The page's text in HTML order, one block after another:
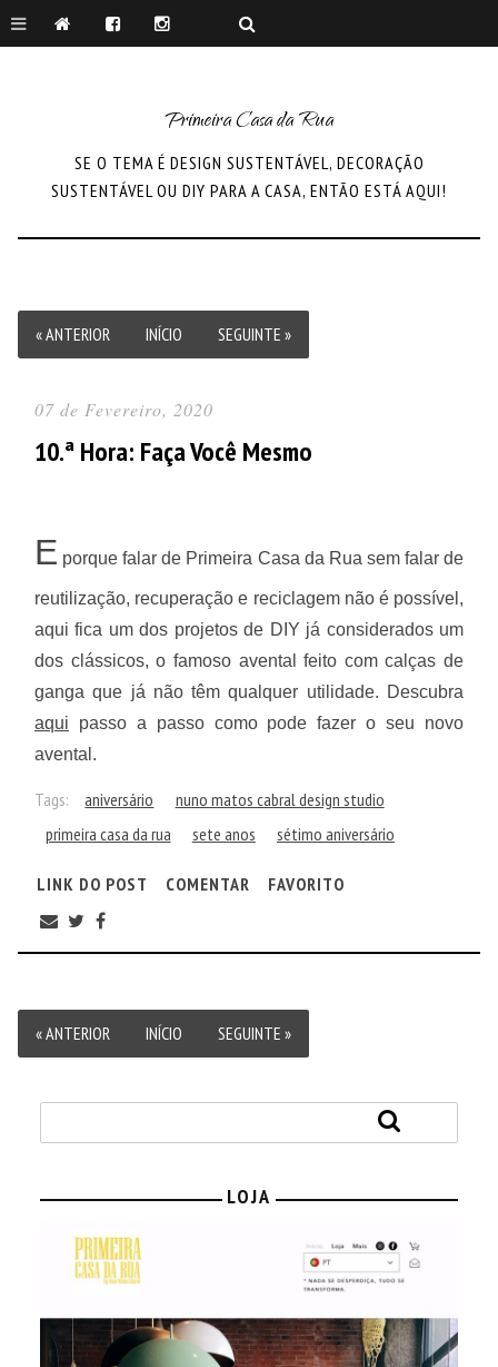
Primeira Casa da Rua
SE O TEMA É DESIGN SUSTENTÁVEL, DECORAÇÃO
SUSTENTÁVEL OU DIY PARA A CASA, ENTÃO ESTÁ AQUI!
« ANTERIOR INÍCIO SEGUINTE »
07 de Fevereiro, 2020
10.ª Hora: Faça Você Mesmo
E porque falar de Primeira Casa da Rua sem falar de
reutilização, recuperação e reciclagem não é possível,
aqui fica um dos projetos de DIY já considerados um
dos clássicos, o famoso avental feito com calças de
ganga que já não têm qualquer utilidade. Descubra
aqui passo a passo como pode fazer o seu novo
avental.
Tags: aniversário
nuno matos cabral design studio
primeira casa da rua
sete anos sétimo aniversário
LINK DO POST COMENTAR FAVORITO
« ANTERIOR INÍCIO SEGUINTE »
LOJA